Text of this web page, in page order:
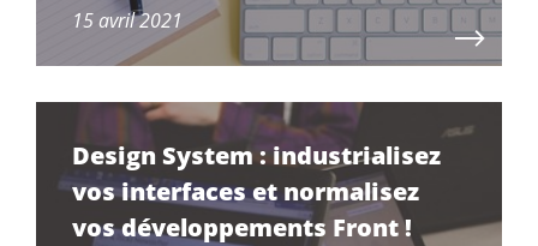
15 avril 2021
Design System : industrialisez
vos interfaces et normalisez
vos développements Front !